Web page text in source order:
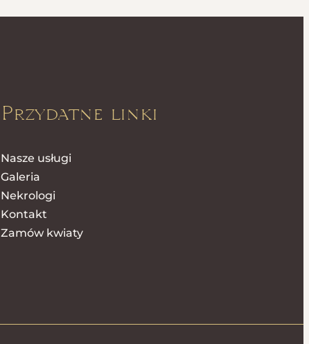
Przydatne linki
Nasze usługi
Galeria
Nekrologi
Kontakt
Zamów kwiaty